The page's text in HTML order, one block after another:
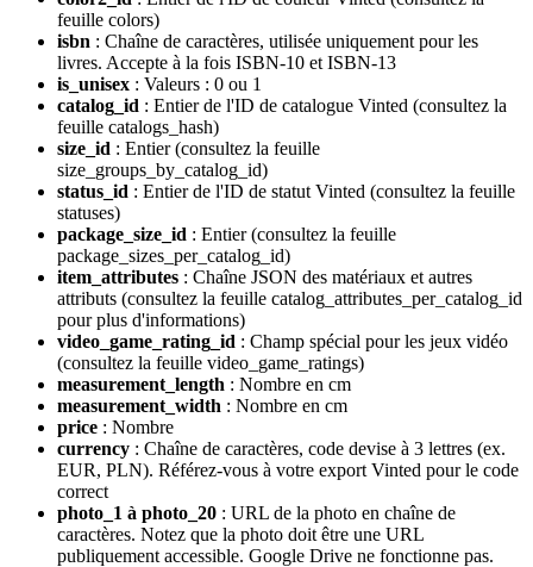
feuille colors)
isbn : Chaîne de caractères, utilisée uniquement pour les
livres. Accepte à la fois ISBN-10 et ISBN-13
is_unisex : Valeurs : 0 ou 1
catalog_id : Entier de l'ID de catalogue Vinted (consultez la
feuille catalogs_hash)
size_id : Entier (consultez la feuille
size_groups_by_catalog_id)
status_id : Entier de l'ID de statut Vinted (consultez la feuille
statuses)
package_size_id : Entier (consultez la feuille
package_sizes_per_catalog_id)
item_attributes : Chaîne JSON des matériaux et autres
attributs (consultez la feuille catalog_attributes_per_catalog_id
pour plus d'informations)
video_game_rating_id : Champ spécial pour les jeux vidéo
(consultez la feuille video_game_ratings)
measurement_length : Nombre en cm
measurement_width : Nombre en cm
price : Nombre
currency : Chaîne de caractères, code devise à 3 lettres (ex.
EUR, PLN). Référez-vous à votre export Vinted pour le code
correct
photo_1 à photo_20 : URL de la photo en chaîne de
caractères. Notez que la photo doit être une URL
publiquement accessible. Google Drive ne fonctionne pas.